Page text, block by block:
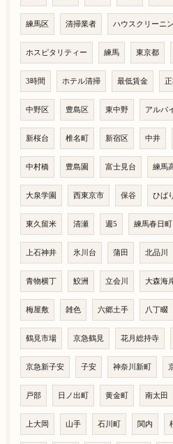
練馬区 清掃業者 ハウスクリーニ
ホスピタリティー 練馬 東京都
3時間 ホテル清掃 最低賃金
中野区 豊島区 東中野 アルバ
新桜台 椎名町 新宿区 中井
中村橋 豊島園 富士見台 練馬
大泉学園 西東京市 保谷 ひば
東久留米 清瀬 週5 練馬春日町
上石神井 氷川台 蒲田 北品川
青物横丁 鮫洲 立会川 大森海
梅屋敷 雑色 六郷土手 八丁畷
鶴見市場 京急鶴見 花月総持寺
京急新子安 子安 神奈川新町
戸部 日ノ出町 黄金町 南太田
上大岡 山手 石川町 関内